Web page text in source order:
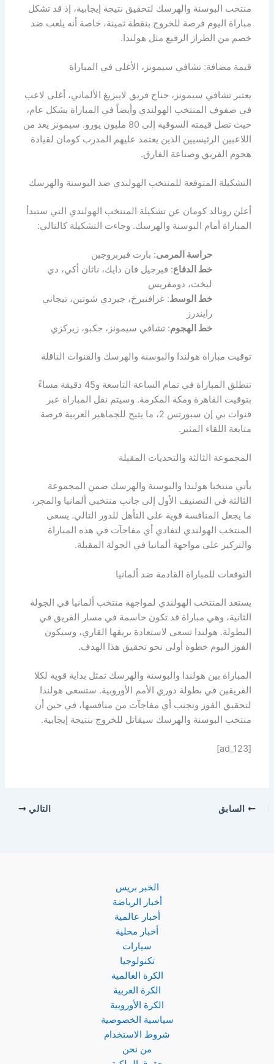
منتخب البوسنة والهرسك لتحقيق نتيجة إيجابية، إذ قد تشكل
مباراة اليوم فرصة للخروج بنقطة ثمينة، خاصة أنه يلعب ضد
خصم من الطراز الرفيع مثل هولندا.
قيمة مضافة: تشافي سيمونز، الأغلى في المباراة
يعتبر تشافي سيمونز، جناح فريق لايبزيغ الألماني، أغلى لاعب
في صفوف المنتخب الهولندي وأيضاً في المباراة بشكل عام،
حيث تصل قيمته السوقية إلى 80 مليون يورو. سيمونز يعد من
اللاعبين الرئيسيين الذين يعتمد عليهم المدرب كومان لقيادة
هجوم الفريق وصناعة الفارق.
التشكيلة المتوقعة للمنتخب الهولندي ضد البوسنة والهرسك
أعلن رونالد كومان عن تشكيلة المنتخب الهولندي التي ستبدأ
المباراة أمام البوسنة والهرسك. وجاءت التشكيلة كالتالي:
حراسة المرمى: بارت فيربروجين
خط الدفاع: فيرجيل فان دايك، ناثان أكي، دي
ليخت، دومفريس
خط الوسط: غرافنبرخ، جيردي شوتين، تيجاني
رايندرز
خط الهجوم: تشافي سيمونز، جكبو، زيركزي
توقيت مباراة هولندا والبوسنة والهرسك والقنوات الناقلة
تنطلق المباراة في تمام الساعة التاسعة و45 دقيقة مساءً
بتوقيت القاهرة ومكة المكرمة. وسيتم نقل المباراة عبر
قنوات بي إن سبورتس 2، ما يتيح للجماهير العربية فرصة
متابعة اللقاء المثير.
المجموعة الثالثة والتحديات المقبلة
يأتي منتخبا هولندا والبوسنة والهرسك ضمن المجموعة
الثالثة في التصنيف الأول إلى جانب منتخبي ألمانيا والمجر،
ما يجعل المنافسة قوية على التأهل للدور التالي. يسعى
المنتخب الهولندي لتفادي أي مفاجآت في هذه المباراة
والتركيز على مواجهة ألمانيا في الجولة المقبلة.
التوقعات للمباراة القادمة ضد ألمانيا
يستعد المنتخب الهولندي لمواجهة منتخب ألمانيا في الجولة
الثانية، وهي مباراة قد تكون حاسمة في مسار الفريق في
البطولة. هولندا تسعى لاستعادة بريقها القاري، وسيكون
الفوز اليوم خطوة أولى نحو تحقيق هذا الهدف.
المباراة بين هولندا والبوسنة والهرسك تمثل بداية قوية لكلا
الفريقين في بطولة دوري الأمم الأوروبية. ستسعى هولندا
لتحقيق الفوز وتجنب أي مفاجآت من منافسها، في حين أن
منتخب البوسنة والهرسك سيقاتل للخروج بنتيجة إيجابية.
[ad_123]
السابق التالي
الخبر بريس
أخبار الرياضة
أخبار عالمية
أخبار محلية
سيارات
تكنولوجيا
الكرة العالمية
الكرة العربية
الكرة الأوروبية
سياسية الخصوصية
شروط الاستخدام
من نحن